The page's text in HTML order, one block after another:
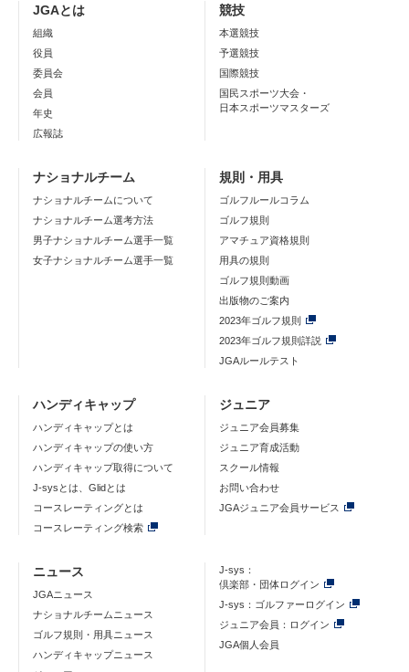
JGAとは
組織
役員
委員会
会員
年史
広報誌
競技
本選競技
予選競技
国際競技
国民スポーツ大会・
日本スポーツマスターズ
ナショナルチーム
ナショナルチームについて
ナショナルチーム選考方法
男子ナショナルチーム選手一覧
女子ナショナルチーム選手一覧
規則・用具
ゴルフルールコラム
ゴルフ規則
アマチュア資格規則
用具の規則
ゴルフ規則動画
出版物のご案内
2023年ゴルフ規則
2023年ゴルフ規則詳説
JGAルールテスト
ハンディキャップ
ハンディキャップとは
ハンディキャップの使い方
ハンディキャップ取得について
J-sysとは、Glidとは
コースレーティングとは
コースレーティング検索
ジュニア
ジュニア会員募集
ジュニア育成活動
スクール情報
お問い合わせ
JGAジュニア会員サービス
ニュース
JGAニュース
ナショナルチームニュース
ゴルフ規則・用具ニュース
ハンディキャップニュース
J-sys：
倶楽部・団体ログイン
J-sys：ゴルファーログイン
ジュニア会員：ログイン
JGA個人会員